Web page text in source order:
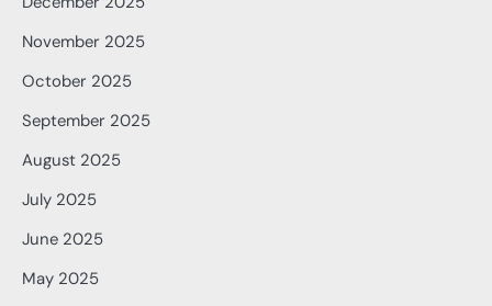
November 2025
October 2025
September 2025
August 2025
July 2025
June 2025
May 2025